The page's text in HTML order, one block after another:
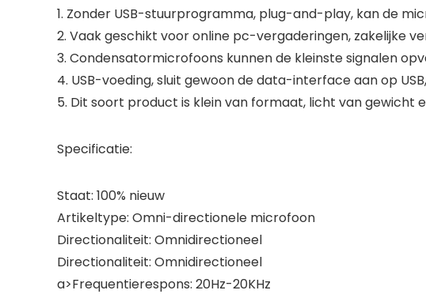
1. Zonder USB-stuurprogramma, plug-and-play, kan de
2. Vaak geschikt voor online pc-vergaderingen, zakelijke
3. Condensatormicrofoons kunnen de kleinste signalen
4. USB-voeding, sluit gewoon de data-interface aan op
5. Dit soort product is klein van formaat, licht van gewicht
Specificatie:
Staat: 100% nieuw
Artikeltype: Omni-directionele microfoon
Directionaliteit: Omnidirectioneel
Directionaliteit: Omnidirectioneel
a>Frequentierespons: 20Hz-20KHz